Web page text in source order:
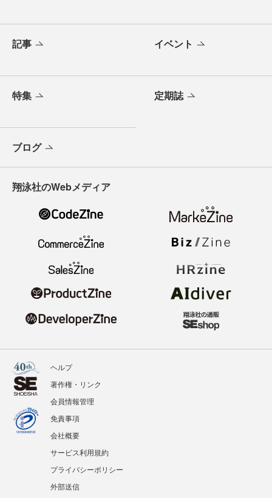
記事 イベント
特集 定期誌
ブログ
翔泳社のWebメディア
ヘルプ
著作権・リンク
会員情報管理
免責事項
会社概要
サービス利用規約
プライバシーポリシー
外部送信